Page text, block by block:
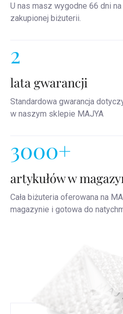
U nas masz wygodne 66 dni
zakupionej biżuterii.
2
lata gwarancji
Standardowa gwarancja
w naszym sklepie MAJYA
3000+
artykułów w
Cała biżuteria oferowana na
magazynie i gotowa do